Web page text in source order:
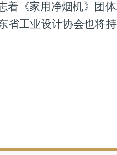
着《家用净烟机》团
省工业设计协会也将